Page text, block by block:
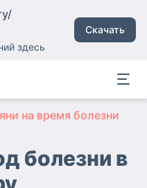
здесь
Скачать
на время болезни
болезни в